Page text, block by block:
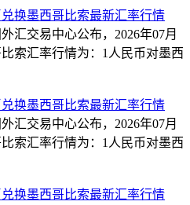
兑换墨西哥比索最新汇率行情
汇交易中心公布，2026年07月
索汇率行情为：1人民币对墨西
兑换墨西哥比索最新汇率行情
汇交易中心公布，2026年07月
索汇率行情为：1人民币对墨西
兑换墨西哥比索最新汇率行情